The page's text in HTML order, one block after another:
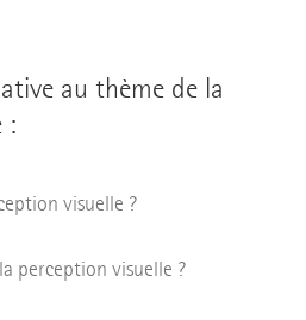
au thème de la
:
visuelle ?
perception visuelle ?